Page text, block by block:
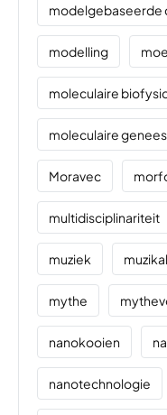
modelgebaseerde
modelling
moleculaire
moleculaire
Moravec
multidisciplinariteit
muziek
mythe
nanokooien
nanotechnologie